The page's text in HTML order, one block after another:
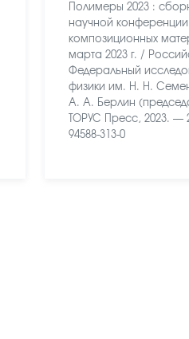
Полимеры 2023 :
научной
композиционных
марта 2023 г. /
Федеральный
физики им. Н. Н.
А. А. Берлин
ТОРУС Пресс, 2023. —
94588-313-0